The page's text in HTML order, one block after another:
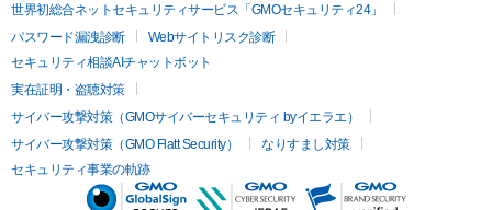
世界初総合ネットセキュリティサービス「GMOセキュリティ24」
パスワード漏洩診断
Webサイトリスク診断
セキュリティ相談AIチャットボット
実在証明・盗聴対策
サイバー攻撃対策（GMOサイバーセキュリティ byイエラエ）
サイバー攻撃対策（GMO Flatt Security）
なりすまし対策
セキュリティ事業の軌跡